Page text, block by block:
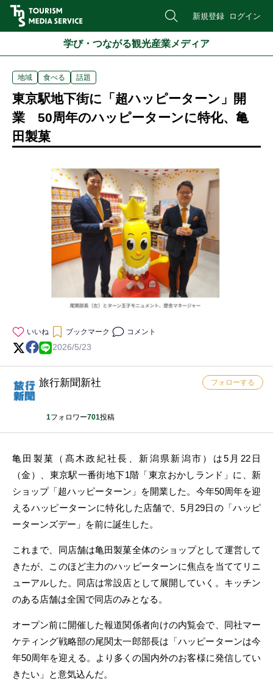
新規登録 ログイン
学び・つながる観光産業メディア
地域 食べる 話題
東京駅地下街に「超ハッピーターン」開
業 50周年のハッピーターンに特化、亀
田製菓
いいね ブックマーク コメント
2026/5/23
旅行新聞新社
1フォロワー701投稿
フォローする
亀田製菓（髙木政紀社長、新潟県新潟市）は5月22日
（金）、東京駅一番街地下1階「東京おかしランド」に、新
ショップ「超ハッピーターン」を開業した。今年50周年を迎
えるハッピーターンに特化した店舗で、5月29日の「ハッピ
ーターンズデー」を前に誕生した。
これまで、同店舗は亀田製菓全体のショップとして運営して
きたが、このほど主力のハッピーターンに焦点を当ててリニ
ューアルした。同店は常設店として展開していく。キッチン
のある店舗は全国で同店のみとなる。
オープン前に開催した報道関係者向けの内覧会で、同社マー
ケティング戦略部の尾関太一郎部長は「ハッピーターンは今
年50周年を迎える。より多くの国内外のお客様に発信してい
きたい」と意気込んだ。